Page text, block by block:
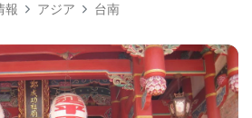
報 アジア 台南